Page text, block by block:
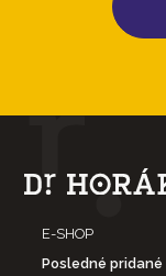
E-SHOP
Posledné pridané